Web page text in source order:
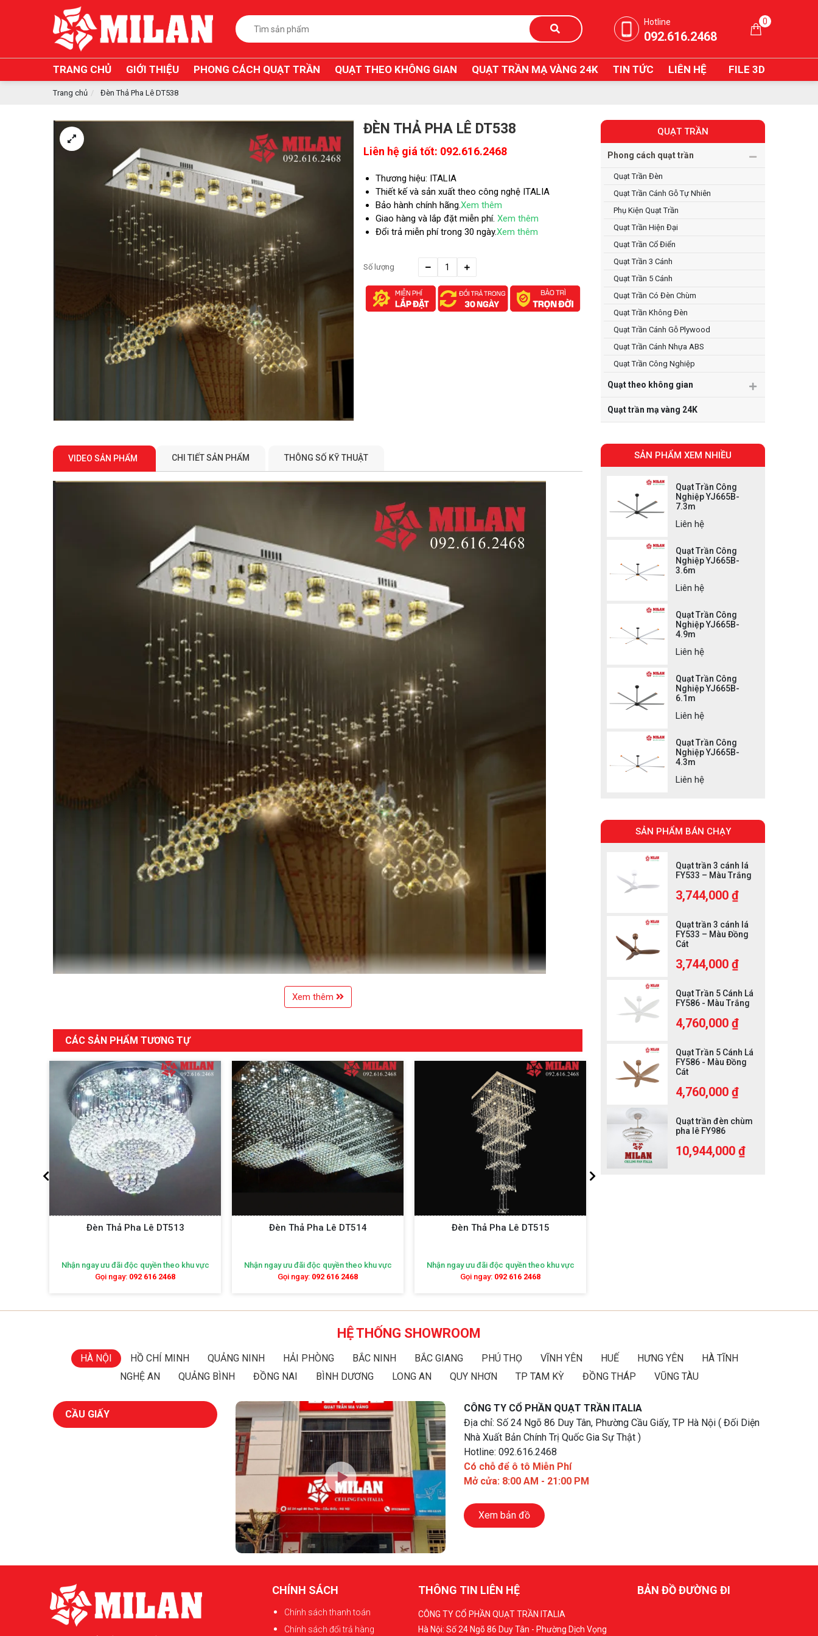
Hotline
092.616.2468
0
TRANG CHỦ GIỚI THIỆU PHONG CÁCH QUẠT TRẦN QUẠT THEO KHÔNG GIAN QUẠT TRẦN MẠ VÀNG 24K TIN TỨC LIÊN HỆ FILE 3D
Trang chủ Đèn Thả Pha Lê DT538
ĐÈN THẢ PHA LÊ DT538
Liên hệ giá tốt: 092.616.2468
Thương hiệu: ITALIA
Thiết kế và sản xuất theo công nghệ ITALIA
Bảo hành chính hãng.Xem thêm
Giao hàng và lắp đặt miễn phí. Xem thêm
Đổi trả miễn phí trong 30 ngày.Xem thêm
Số lượng
VIDEO SẢN PHẨM CHI TIẾT SẢN PHẨM THÔNG SỐ KỸ THUẬT
Xem thêm
CÁC SẢN PHẨM TƯƠNG TỰ
Đèn Thả Pha Lê DT513
Nhận ngay ưu đãi độc quyền theo khu vực
Gọi ngay: 092 616 2468
Đèn Thả Pha Lê DT514
Nhận ngay ưu đãi độc quyền theo khu vực
Gọi ngay: 092 616 2468
Đèn Thả Pha Lê DT515
Nhận ngay ưu đãi độc quyền theo khu vực
Gọi ngay: 092 616 2468
QUẠT TRẦN
Phong cách quạt trần
Quạt Trần Đèn
Quạt Trần Cánh Gỗ Tự Nhiên
Phụ Kiện Quạt Trần
Quạt Trần Hiện Đại
Quạt Trần Cổ Điển
Quạt Trần 3 Cánh
Quạt Trần 5 Cánh
Quạt Trần Có Đèn Chùm
Quạt Trần Không Đèn
Quạt Trần Cánh Gỗ Plywood
Quạt Trần Cánh Nhựa ABS
Quạt Trần Công Nghiệp
Quạt theo không gian
Quạt trần mạ vàng 24K
SẢN PHẨM XEM NHIỀU
Quạt Trần Công
Nghiệp YJ665B-
7.3m
Liên hệ
Quạt Trần Công
Nghiệp YJ665B-
3.6m
Liên hệ
Quạt Trần Công
Nghiệp YJ665B-
4.9m
Liên hệ
Quạt Trần Công
Nghiệp YJ665B-
6.1m
Liên hệ
Quạt Trần Công
Nghiệp YJ665B-
4.3m
Liên hệ
SẢN PHẨM BÁN CHẠY
Quạt trần 3 cánh lá
FY533 – Màu Trắng
3,744,000 ₫
Quạt trần 3 cánh lá
FY533 – Màu Đồng
Cát
3,744,000 ₫
Quạt Trần 5 Cánh Lá
FY586 - Màu Trắng
4,760,000 ₫
Quạt Trần 5 Cánh Lá
FY586 - Màu Đồng
Cát
4,760,000 ₫
Quạt trần đèn chùm
pha lê FY986
10,944,000 ₫
HỆ THỐNG SHOWROOM
HÀ NỘI HỒ CHÍ MINH QUẢNG NINH HẢI PHÒNG BẮC NINH BẮC GIANG PHÚ THỌ VĨNH YÊN HUẾ HƯNG YÊN
HÀ TĨNH
NGHỆ AN
QUẢNG BÌNH ĐỒNG NAI BÌNH DƯƠNG LONG AN QUY NHƠN TP TAM KỲ ĐỒNG THÁP VŨNG TÀU
CẦU GIẤY
CÔNG TY CỔ PHẦN QUẠT TRẦN ITALIA
Địa chỉ: Số 24 Ngõ 86 Duy Tân, Phường Cầu Giấy, TP Hà Nội ( Đối Diện
Nhà Xuất Bản Chính Trị Quốc Gia Sự Thật )
Hotline: 092.616.2468
Có chỗ để ô tô Miễn Phí
Mở cửa: 8:00 AM - 21:00 PM
Xem bản đồ
CHÍNH SÁCH
Chính sách thanh toán
Chính sách đổi trả hàng
THÔNG TIN LIÊN HỆ
CÔNG TY CỔ PHẦN QUẠT TRẦN ITALIA
Hà Nội: Số 24 Ngõ 86 Duy Tân - Phường Dịch Vọng
BẢN ĐỒ ĐƯỜNG ĐI